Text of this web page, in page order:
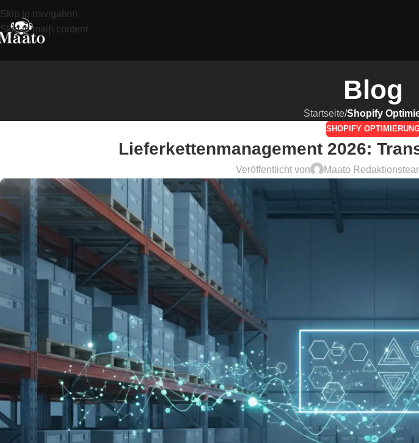
Skip to navigation
Skip to main content
Blog
Startseite/Shopify
SHOPIFY
Lieferkettenmanagement 2026:
Veröffentlicht von Maato